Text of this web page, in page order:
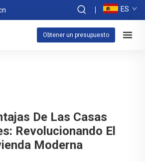
ES
Obtener un presupuesto
De Las Casas
Revolucionando El
Moderna